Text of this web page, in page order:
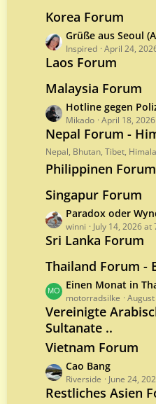
tP
o
s
t
Korea Forum
L
a
s
P
o
s
t
s
Grüße aus Seoul
Inspired April 24,
Laos Forum
Malaysia Forum
L
a
s
t
P
o
s
s
Hotline gegen
Mikado April 18,
Nepal Forum -
Nepal, Bhutan, Tibet,
Philippinen Forum
Singapur Forum
L
a
s
P
o
s
t
s
Paradox oder
winni July 14, 2026 at
Sri Lanka Forum
Thailand Forum -
L
a
s
t
P
o
s
t
s
Einen Monat in
motorradsilke
Vereinigte
Sultanate ..
Vietnam Forum
L
a
s
Cao Bang
Riverside June 24,
Restliches Asien